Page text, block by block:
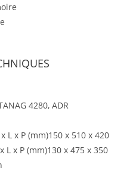
4280, ADR
L x P (mm)150 x 510 x 420
x P (mm)130 x 475 x 350